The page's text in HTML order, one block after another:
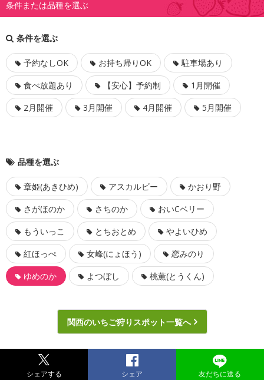
条件または品種を選ぶ
条件を選ぶ
予約なしOK お持ち帰りOK
駐車場あり
食べ放題あり
【安心】予約制
1月開催
2月開催
3月開催 4月開催 5月開催
品種を選ぶ
章姫(あきひめ) アスカルビー
かおり野
さがほのか
さちのか
おいCベリー
もういっこ
とちおとめ
やよいひめ
紅ほっぺ
女峰(にょほう)
恋みのり
ゆめのか
よつぼし 桃薫(とうくん)
関西のいちご狩りスポット一覧へ
シェアする シェア 友だちに送る